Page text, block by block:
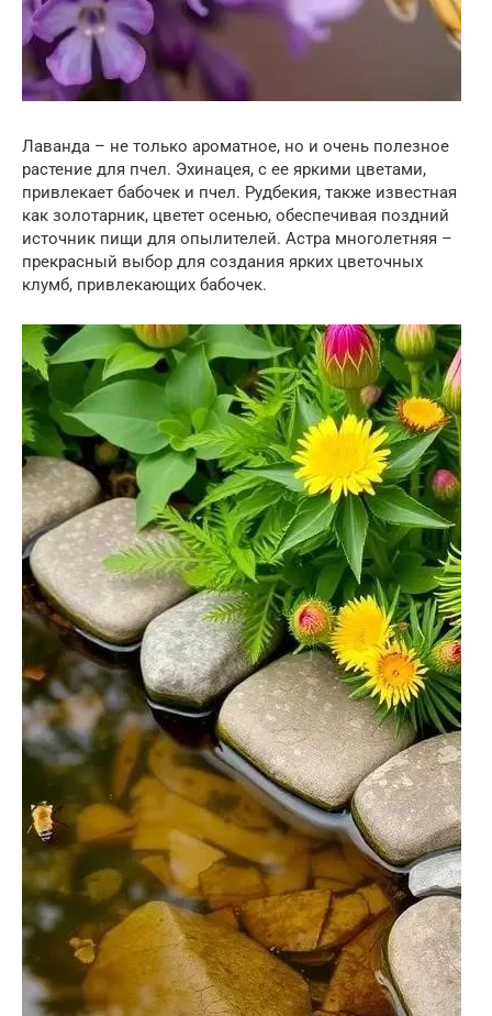
Лаванда – не только ароматное, но и очень полезное
растение для пчел. Эхинацея, с ее яркими цветами,
привлекает бабочек и пчел. Рудбекия, также известная
как золотарник, цветет осенью, обеспечивая поздний
источник пищи для опылителей. Астра многолетняя –
прекрасный выбор для создания ярких цветочных
клумб, привлекающих бабочек.